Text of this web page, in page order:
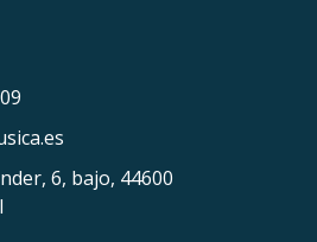
6, bajo, 44600